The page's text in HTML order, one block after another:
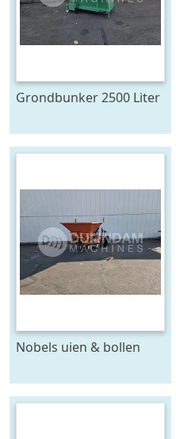
Grondbunker 2500 Liter
Nobels uien & bollen
voor 120 cm bedden